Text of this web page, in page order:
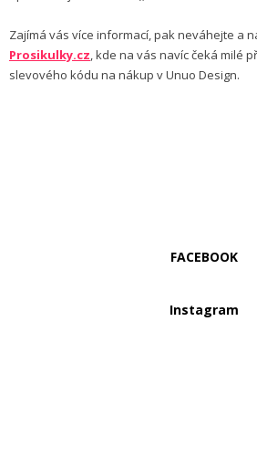
Zajímá vás více informací, pak neváhejte a
Prosikulky.cz, kde na vás navíc čeká milé
slevového kódu na nákup v Unuo Design.
FACEBOOK
Instagram